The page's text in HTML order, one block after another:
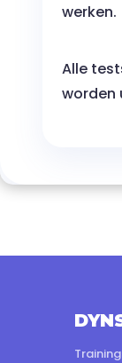
werken.
Alle
worden